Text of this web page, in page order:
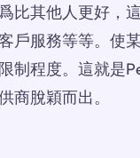
比其他人更好，
戶服務等等。使
制程度。這就是
商脫穎而出。